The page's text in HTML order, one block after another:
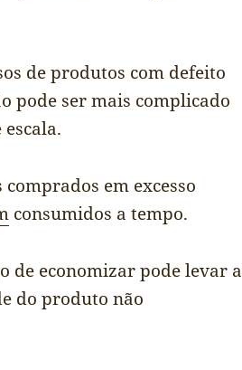
de produtos com defeito
pode ser mais complicado
em excesso
consumidos a tempo.
de economizar pode levar a
do produto não